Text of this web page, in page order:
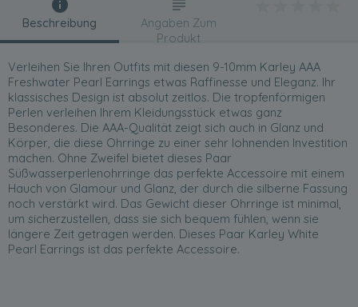
Beschreibung
Verleihen Sie Ihren Outfits mit diesen 9-10mm Karley AAA
Freshwater Pearl Earrings etwas Raffinesse und Eleganz. Ihr
klassisches Design ist absolut zeitlos. Die tropfenförmigen
Perlen verleihen Ihrem Kleidungsstück etwas ganz
Besonderes. Die AAA-Qualität zeigt sich auch in Glanz und
Körper, die diese Ohrringe zu einer sehr lohnenden Investition
machen. Ohne Zweifel bietet dieses Paar
Süßwasserperlenohrringe das perfekte Accessoire mit einem
Hauch von Glamour und Glanz, der durch die silberne Fassung
noch verstärkt wird. Das Gewicht dieser Ohrringe ist minimal,
um sicherzustellen, dass sie sich bequem fühlen, wenn sie
längere Zeit getragen werden. Dieses Paar Karley White
Pearl Earrings ist das perfekte Accessoire.
Angaben Zum
Produkt